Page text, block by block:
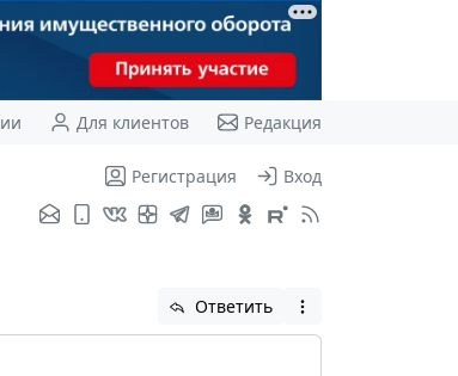
Для клиентов Редакция
Регистрация Вход
Ответить